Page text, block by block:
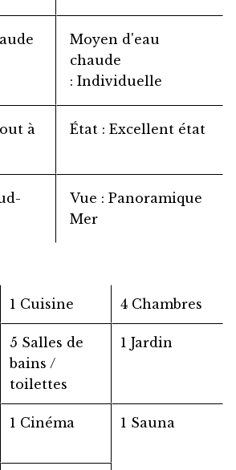
Moyen d'eau
chaude
Individuelle
à
État Excellent état
Vue
Panoramique
Mer
1 Cuisine 4 Chambres
5 Salles de
bains /
toilettes
1 Jardin
1 Cinéma 1 Sauna